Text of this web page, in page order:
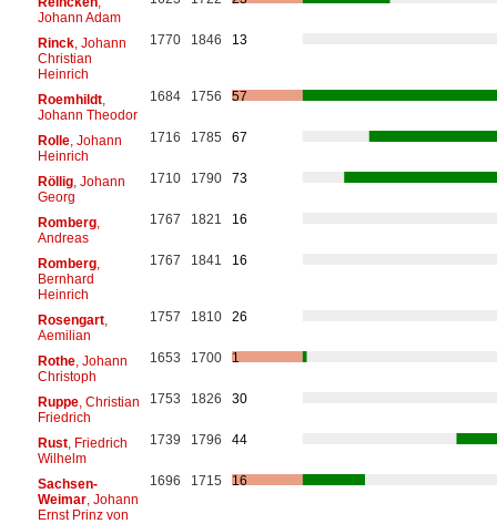
Johann Adam
Rinck, Johann
Christian
Heinrich
1770 1846 13
Roemhildt,
Johann Theodor
1684 1756 57
Rolle, Johann
Heinrich
1716 1785 67
Röllig, Johann
Georg
1710 1790 73
Romberg,
Andreas
1767 1821 16
Romberg,
Bernhard
Heinrich
1767 1841 16
Rosengart,
Aemilian
1757 1810 26
Rothe, Johann
Christoph
1653 1700 1
Ruppe, Christian
Friedrich
1753 1826 30
Rust, Friedrich
Wilhelm
1739 1796 44
Sachsen-
Weimar, Johann
Ernst Prinz von
1696 1715 16